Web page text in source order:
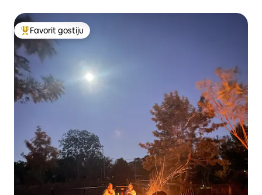
Glavni favorit gostiju
Favorit gostiju